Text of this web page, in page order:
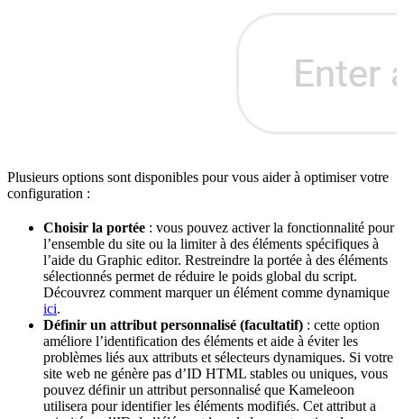
Plusieurs options sont disponibles pour vous aider à optimiser votre
configuration :
Choisir la portée : vous pouvez activer la fonctionnalité pour
l’ensemble du site ou la limiter à des éléments spécifiques à
l’aide du Graphic editor. Restreindre la portée à des éléments
sélectionnés permet de réduire le poids global du script.
Découvrez comment marquer un élément comme dynamique
ici.
Définir un attribut personnalisé (facultatif) : cette option
améliore l’identification des éléments et aide à éviter les
problèmes liés aux attributs et sélecteurs dynamiques. Si votre
site web ne génère pas d’ID HTML stables ou uniques, vous
pouvez définir un attribut personnalisé que Kameleoon
utilisera pour identifier les éléments modifiés. Cet attribut a